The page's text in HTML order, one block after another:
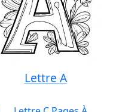
Lettre A